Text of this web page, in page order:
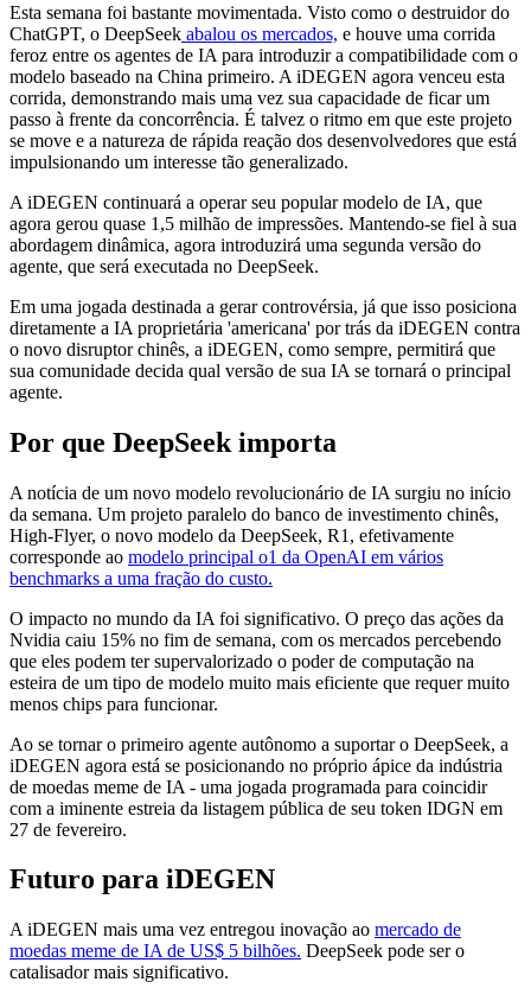
Esta semana foi bastante movimentada. Visto como o destruidor do
ChatGPT, o DeepSeek abalou os mercados, e houve uma corrida
feroz entre os agentes de IA para introduzir a compatibilidade com o
modelo baseado na China primeiro. A iDEGEN agora venceu esta
corrida, demonstrando mais uma vez sua capacidade de ficar um
passo à frente da concorrência. É talvez o ritmo em que este projeto
se move e a natureza de rápida reação dos desenvolvedores que está
impulsionando um interesse tão generalizado.
A iDEGEN continuará a operar seu popular modelo de IA, que
agora gerou quase 1,5 milhão de impressões. Mantendo-se fiel à sua
abordagem dinâmica, agora introduzirá uma segunda versão do
agente, que será executada no DeepSeek.
Em uma jogada destinada a gerar controvérsia, já que isso posiciona
diretamente a IA proprietária 'americana' por trás da iDEGEN contra
o novo disruptor chinês, a iDEGEN, como sempre, permitirá que
sua comunidade decida qual versão de sua IA se tornará o principal
agente.
Por que DeepSeek importa
A notícia de um novo modelo revolucionário de IA surgiu no início
da semana. Um projeto paralelo do banco de investimento chinês,
High-Flyer, o novo modelo da DeepSeek, R1, efetivamente
corresponde ao modelo principal o1 da OpenAI em vários
benchmarks a uma fração do custo.
O impacto no mundo da IA foi significativo. O preço das ações da
Nvidia caiu 15% no fim de semana, com os mercados percebendo
que eles podem ter supervalorizado o poder de computação na
esteira de um tipo de modelo muito mais eficiente que requer muito
menos chips para funcionar.
Ao se tornar o primeiro agente autônomo a suportar o DeepSeek, a
iDEGEN agora está se posicionando no próprio ápice da indústria
de moedas meme de IA - uma jogada programada para coincidir
com a iminente estreia da listagem pública de seu token IDGN em
27 de fevereiro.
Futuro para iDEGEN
A iDEGEN mais uma vez entregou inovação ao mercado de
moedas meme de IA de US$ 5 bilhões. DeepSeek pode ser o
catalisador mais significativo.